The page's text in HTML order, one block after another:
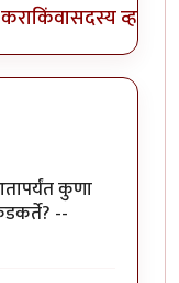
किंवासदस्य व्हा
कार्यकर्ते
कुणा
--